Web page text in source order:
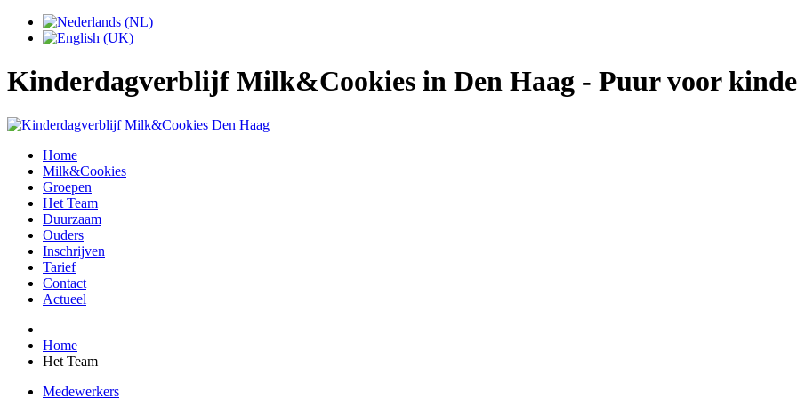
Kinderdagverblijf Milk&Cookies in Den Haag - Puur voor
Home
Milk&Cookies
Groepen
Het Team
Duurzaam
Ouders
Inschrijven
Tarief
Contact
Actueel
Home
Het Team
Medewerkers